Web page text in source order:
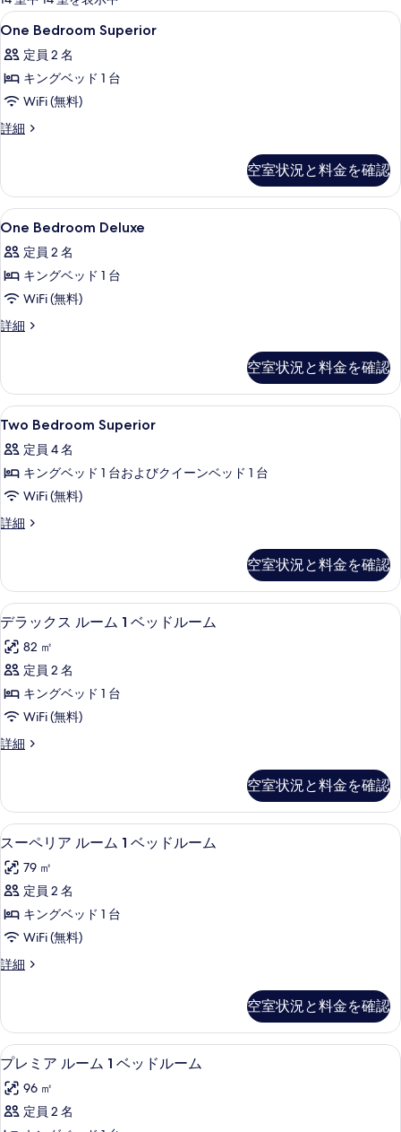
能
な
客
室
の
り
条
件
One
Bedroom
Superior
の
す
べ
写
真
を
表
示
す
る
セーフティボックス (室内)、デスク
5
One Bedroom Superior
定員 2 名
キングベッド 1 台
WiFi (無料)
詳細
One
詳
細
空室状況と料金を確認
One
Bedroom
Deluxe
の
す
べ
写
真
を
表
示
す
る
セーフティボックス (室内)、デスク
6
One Bedroom Deluxe
定員 2 名
キングベッド 1 台
WiFi (無料)
詳細
One
詳
細
空室状況と料金を確認
Two
Bedroom
Superior
の
す
べ
写
真
を
表
示
す
る
セーフティボックス (室内)、デスク
3
Two Bedroom Superior
定員 4 名
キングベッド 1 台およびクイーンベッド 1 台
WiFi (無料)
詳細
Two
詳
細
空室状況と料金を確認
デ
ラ
ッ
ク
ス
ル
ー
1
ベ
ッ
ド
ル
ー
ム
の
て
の
写
真
を
大型冷蔵庫、電子レンジ、食器洗い
5
デラックス ルーム 1 ベッドルーム
82 ㎡
定員 2 名
キングベッド 1 台
WiFi (無料)
詳細
デ
ス
ル
ー
ベ
ド
ル
ム
空室状況と料金を確認
ス
ー
ペ
リ
ア
ル
ー
1
ベ
ッ
ド
ル
セーフティボックス (室内)、デスク
4
スーペリア ルーム 1 ベッドルーム
79 ㎡
定員 2 名
キングベッド 1 台
WiFi (無料)
詳細
ス
ア
ル
ー
ベ
空室状況と料金を確認
プ
レ
ミ
ア
プレミア ルーム 1 ベッドルーム | セ
5
プレミア ルーム 1 ベッドルーム
96 ㎡
定員 2 名